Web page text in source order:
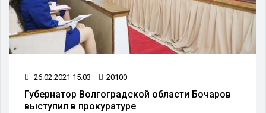
26.02.2021 15:03 20100
Губернатор Волгоградской области Бочаров
выступил в прокуратуре